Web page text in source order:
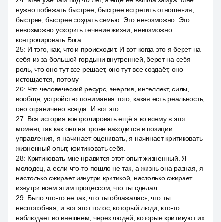
нужно побежать быстрее, быстрее встретить отношения,
быстрее, быстрее создать семью. Это невозможно. Это
невозможно ускорить течение жизни, невозможно
контролировать Бога.
25: И того, как, что и происходит. И вот когда это я берет на
себя из за большой гордыни внутренней, берет на себя
роль, что оно тут все решает, оно тут все создаёт, оно
истощается, потому
26: Что человеческий ресурс, энергия, интеллект, силы,
вообще, устройство понимания того, какая есть реальность,
оно ограничено всегда. И вот это
27: Вся история контролировать ещё я ко всему в этот
момент, так как оно на троне находится в позиции
управления, я начинает оценивать, я начинает критиковать
жизненный опыт, критиковать себя.
28: Критиковать мне нравится этот опыт жизненный. Я
молодец, а если что-то пошло не так, а жизнь она разная, я
настолько сжирает изнутри критикой, настолько сжирает
изнутри всем этим процессом, что ты сделал.
29: Было что-то не так, что ты облажалась, что ты
неспособная, и вот этот голос, который люди, кто-то
наблюдает во внешнем, через людей, которые критикуют их